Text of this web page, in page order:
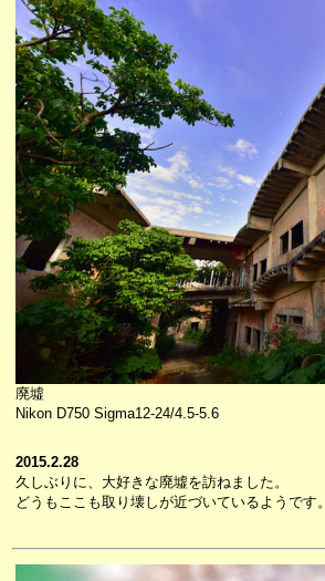
廃墟
Nikon D750 Sigma12-24/4.5-5.6
2015.2.28
久しぶりに、大好きな廃墟を訪ねました。
どうもここも取り壊しが近づいているようです。